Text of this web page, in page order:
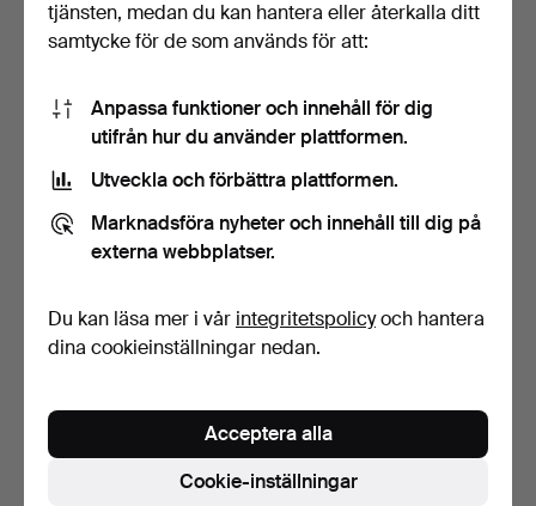
BORDSLAMPA, metall/glas,
elektrisk, men i …
5 dagar
Värdering
BORDSLAMPA, glas, Kosta,
5 dagar
tjänsten, medan du kan hantera eller återkalla ditt
samtycke för de som används för att:
Anpassa funktioner och innehåll för dig
utifrån hur du använder plattformen.
Utveckla och förbättra plattformen.
Marknadsföra nyheter och innehåll till dig på
externa webbplatser.
Du kan läsa mer i vår integritetspolicyoch hantera
dina cookieinställningar nedan.
Cookie-inställningar
Acceptera alla